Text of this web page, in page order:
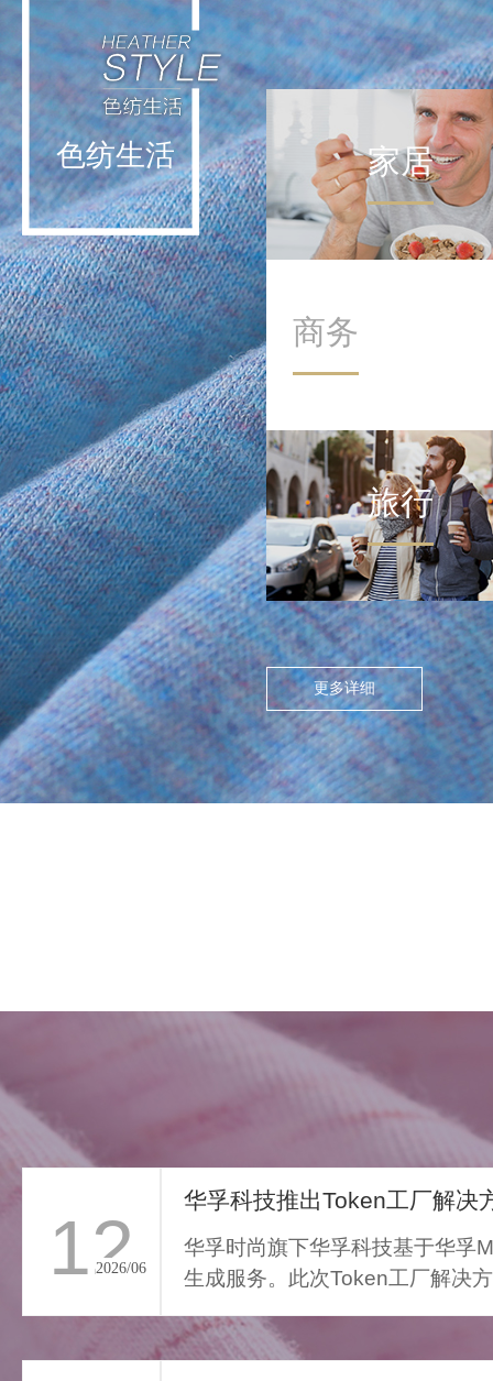
生活本身，在细微处滋养身
心。
> FLOATING ISLAND IN THE CITY
尘世浮岛
在高度模块化的都市节奏
中，人们渴望在通勤中寻找
呼吸的缝隙。休闲通勤不再
是两点一线的被动移动，而
是通过服装的舒适感与色彩
情绪，将日常路径转化为“微
>
色纺生活 家居
商务
旅行
更多详细
12
2026/06
华孚科技推出Token工厂解决
华孚时尚旗下华孚科技基于华孚
生成服务。此次Token工厂解决